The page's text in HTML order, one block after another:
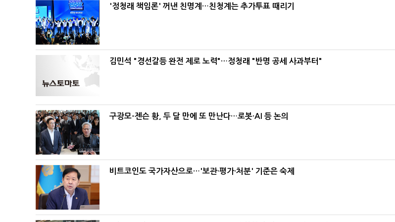
'정청래 책임론' 꺼낸 친명계…친청계는 추가투표 때리기
김민석 "경선갈등 완전 제로 노력"…정청래 "반명 공세 사과부터"
구광모-젠슨 황, 두 달 만에 또 만난다…로봇·AI 등 논의
비트코인도 국가자산으로…'보관·평가·처분' 기준은 숙제